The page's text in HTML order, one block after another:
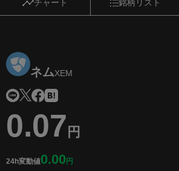
チャート 銘柄リスト
ネムXEM
0.07 円
24h変動値0.00円